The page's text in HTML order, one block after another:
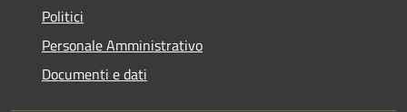
Politici
Personale Amministrativo
Documenti e dati